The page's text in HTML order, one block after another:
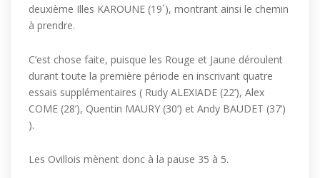
deuxième Illes KAROUNE (19´), montrant ainsi le chemin
à prendre.
C’est chose faite, puisque les Rouge et Jaune déroulent
durant toute la première période en inscrivant quatre
essais supplémentaires ( Rudy ALEXIADE (22’), Alex
COME (28’), Quentin MAURY (30’) et Andy BAUDET (37’)
).
Les Ovillois mènent donc à la pause 35 à 5.